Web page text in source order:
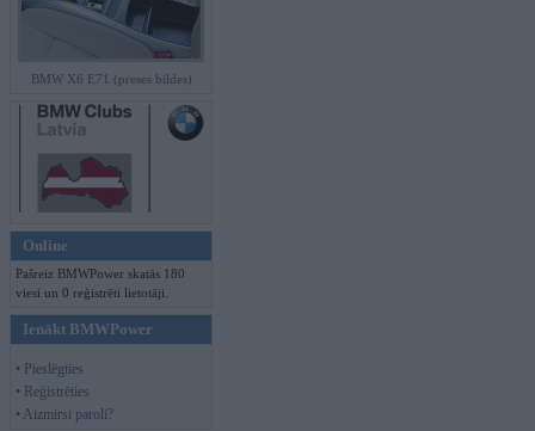
BMW X6 E71 (preses bildes)
Online
Pašreiz BMWPower skatās 180
viesi un 0 reģistrēti lietotāji.
Ienākt BMWPower
• Pieslēgties
• Reģistrēties
• Aizmirsi paroli?